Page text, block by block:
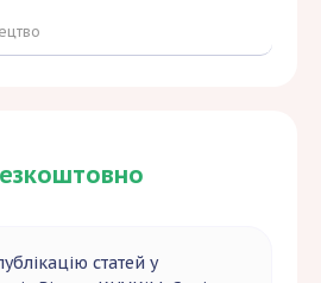
статей у